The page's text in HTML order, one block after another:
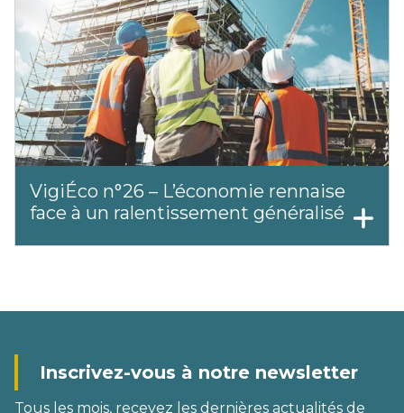
VigiÉco n°26 – L’économie rennaise
face à un ralentissement généralisé
Inscrivez-vous à notre newsletter
Tous les mois, recevez les dernières actualités de